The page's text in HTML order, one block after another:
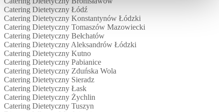
Catering Dietetyczny Łódź
Catering Dietetyczny Konstantynów Łódzki
Catering Dietetyczny Tomaszów Mazowiecki
Catering Dietetyczny Bełchatów
Catering Dietetyczny Aleksandrów Łódzki
Catering Dietetyczny Kutno
Catering Dietetyczny Pabianice
Catering Dietetyczny Zduńska Wola
Catering Dietetyczny Sieradz
Catering Dietetyczny Łask
Catering Dietetyczny Żychlin
Catering Dietetyczny Tuszyn